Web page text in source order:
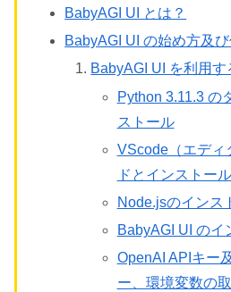
BabyAGI UI とは？
BabyAGI UI の始め方及
BabyAGI UI を利用す
Python 3.11.3 の
ストール
VScode（エディ
ドとインストール
Node.jsのインス
BabyAGI UI のイ
OpenAI APIキー
ー、環境変数の